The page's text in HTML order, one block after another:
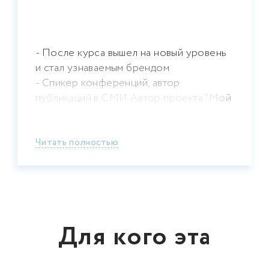
- После курса вышел на новый уровень
и стал узнаваемым брендом
- Спикер конференций, автор
публикаций в СМИ Автор проекта “Мой
Читать полностью
Для кого эта